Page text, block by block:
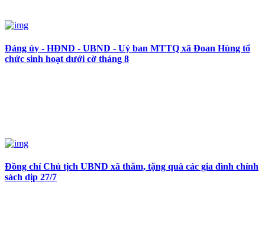
Đảng ủy - HĐND - UBND - Uỷ ban MTTQ xã Đoan Hùng tổ
chức sinh hoạt dưới cờ tháng 8
Đồng chí Chủ tịch UBND xã thăm, tặng quà các gia đình chính
sách dịp 27/7